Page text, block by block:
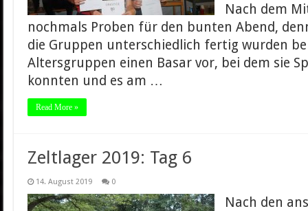
Nach dem
nochmals Proben für den bunten Abend,
die Gruppen unterschiedlich fertig wurden
Altersgruppen einen Basar vor, bei dem sie
konnten und es am …
Read More »
Zeltlager 2019: Tag 6
14. August 2019 0
Nach den